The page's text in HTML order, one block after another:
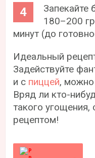
Запекайте
180–200
минут (до
Идеальный
Задействуйте
и с пиццей,
Вряд ли кто-
такого угощения,
рецептом!